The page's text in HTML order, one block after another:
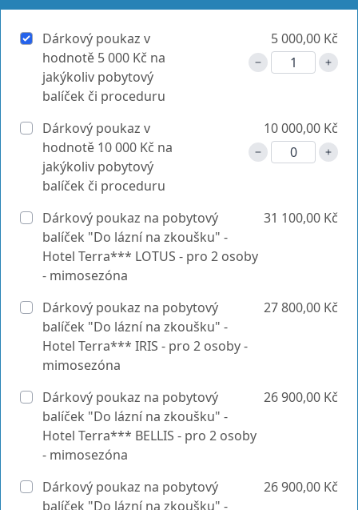
Dárkový poukaz v
hodnotě 5 000 Kč na
jakýkoliv pobytový
balíček či proceduru
5 000,00 Kč
Dárkový poukaz v
hodnotě 10 000 Kč na
jakýkoliv pobytový
balíček či proceduru
10 000,00 Kč
Dárkový poukaz na pobytový
balíček "Do lázní na zkoušku" -
Hotel Terra*** LOTUS - pro 2 osoby
- mimosezóna
31 100,00 Kč
Dárkový poukaz na pobytový
balíček "Do lázní na zkoušku" -
Hotel Terra*** IRIS - pro 2 osoby -
mimosezóna
27 800,00 Kč
Dárkový poukaz na pobytový
balíček "Do lázní na zkoušku" -
Hotel Terra*** BELLIS - pro 2 osoby
- mimosezóna
26 900,00 Kč
Dárkový poukaz na pobytový
balíček "Do lázní na zkoušku" -
26 900,00 Kč